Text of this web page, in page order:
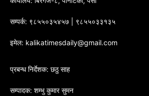
सम्पर्क: ९८५५०३५४५७ | ९८५५०३३१३५
इमेल: kalikatimesdaily@gmail.com
प्रबन्ध निर्देशक: छठु साह
सम्पादक: शम्भु कुमार सुमन